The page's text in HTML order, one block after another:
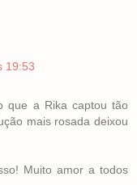
19:53
que a Rika captou tão
mais rosada deixou
Muito amor a todos